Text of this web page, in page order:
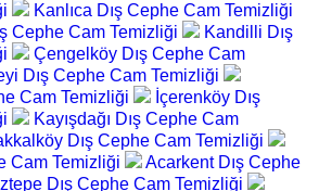
Kanlıca Dış Cephe Cam Temizliği
Cephe Cam Temizliği
Kandilli Dış
Çengelköy Dış Cephe Cam
Dış Cephe Cam Temizliği
Cam Temizliği
İçerenköy Dış
Kayışdağı Dış Cephe Cam
Dış Cephe Cam Temizliği
Cam Temizliği
Acarkent Dış Cephe
Dış Cephe Cam Temizliği